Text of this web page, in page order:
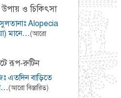
ও চিকিৎসা
Alopecia
মানে…(আরো
রূপ-রুটিন
এতদিন বাড়িতে
(আরো বিস্তারিত)